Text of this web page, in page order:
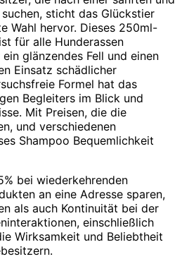
sticht das Glückstier
Wahl hervor. Dieses 250ml-
für alle Hunderassen
glänzendes Fell und einen
Einsatz schädlicher
Formel hat das
Begleiters im Blick und
Mit Preisen, die die
und verschiedenen
Shampoo Bequemlichkeit
bei wiederkehrenden
an eine Adresse sparen,
als auch Kontinuität bei der
einschließlich
Wirksamkeit und Beliebtheit